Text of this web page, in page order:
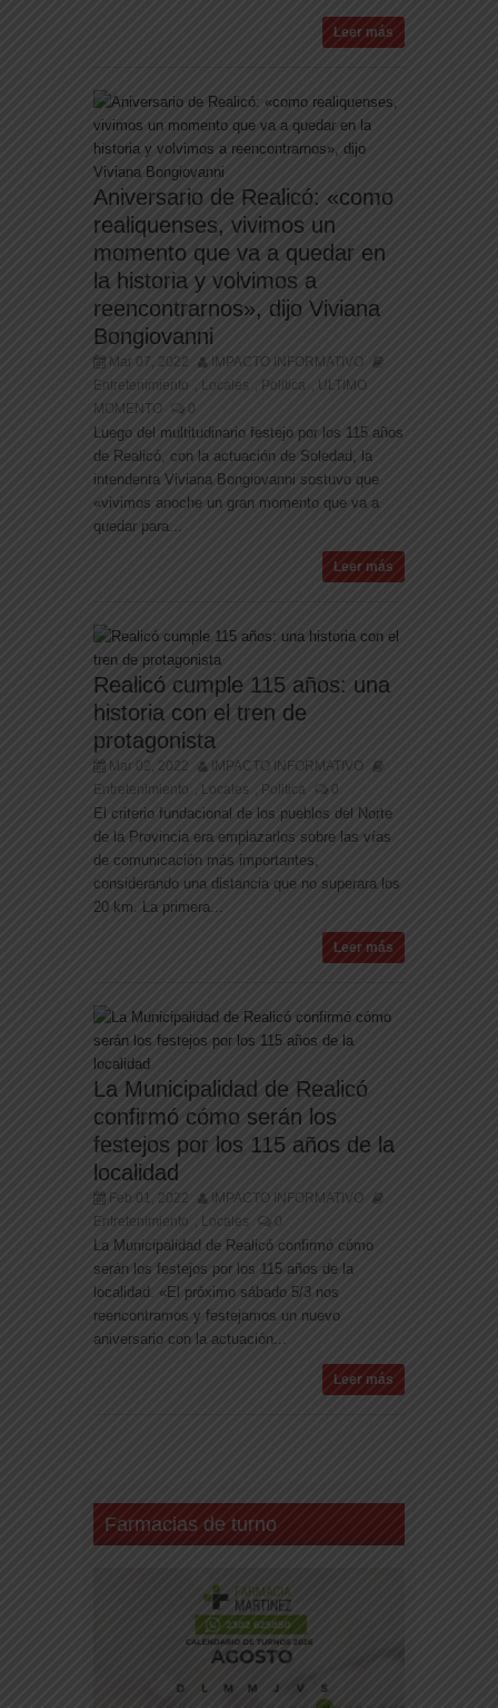
Leer más
Aniversario de Realicó: «como
realiquenses, vivimos un
momento que va a quedar en
la historia y volvimos a
reencontrarnos», dijo Viviana
Bongiovanni
Mar 07, 2022
IMPACTO INFORMATIVO
Entretenimiento
Locales Politica
ULTIMO
MOMENTO
0
Luego del multitudinario festejo por los 115 años
de Realicó, con la actuación de Soledad, la
intendenta Viviana Bongiovanni sostuvo que
«vivimos anoche un gran momento que va a
quedar para...
Leer más
Realicó cumple 115 años: una
historia con el tren de
protagonista
Mar 02, 2022
IMPACTO INFORMATIVO
Entretenimiento
Locales Politica 0
El criterio fundacional de los pueblos del Norte
de la Provincia era emplazarlos sobre las vías
de comunicación más importantes,
considerando una distancia que no superara los
20 km. La primera...
Leer más
La Municipalidad de Realicó
confirmó cómo serán los
festejos por los 115 años de la
localidad
Feb 01, 2022
IMPACTO INFORMATIVO
Entretenimiento
Locales 0
La Municipalidad de Realicó confirmó cómo
serán los festejos por los 115 años de la
localidad. «El próximo sábado 5/3 nos
reencontramos y festejamos un nuevo
aniversario con la actuación...
Leer más
Farmacias de turno